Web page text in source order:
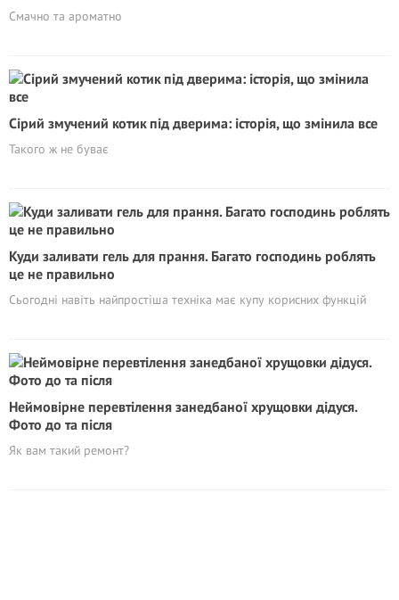
Смачно та ароматно
Сірий змучений котик під дверима: історія, що змінила все
Такого ж не буває
Куди заливати гель для прання. Багато господинь роблять
це не правильно
Сьогодні навіть найпростіша техніка має купу корисних функцій
Неймовірне перевтілення занедбаної хрущовки дідуся.
Фото дo та пicля
Як вам такий ремонт?